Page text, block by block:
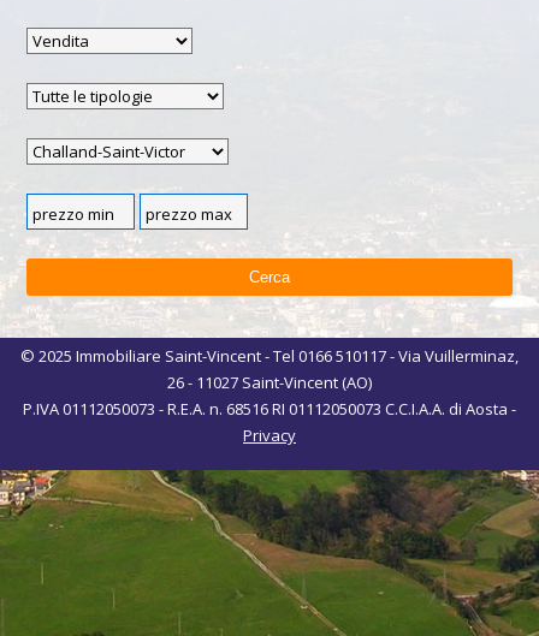
© 2025 Immobiliare Saint-Vincent - Tel 0166 510117 - Via Vuillerminaz,
26 - 11027 Saint-Vincent (AO)
P.IVA 01112050073 - R.E.A. n. 68516 RI 01112050073 C.C.I.A.A. di Aosta -
Privacy